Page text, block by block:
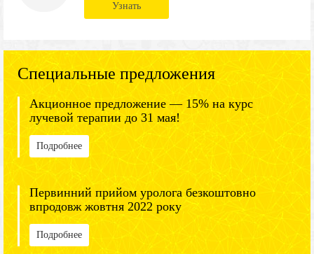
Узнать
Специальные предложения
Акционное предложение — 15% на курс
лучевой терапии до 31 мая!
Подробнее
Первинний прийом уролога безкоштовно
впродовж жовтня 2022 року
Подробнее